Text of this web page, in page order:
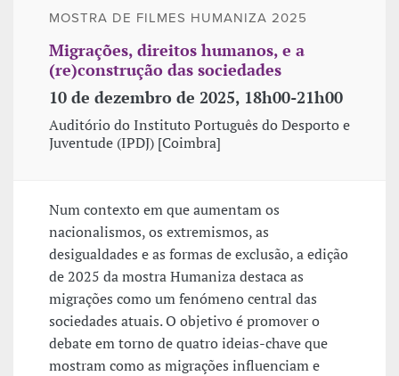
MOSTRA DE FILMES HUMANIZA 2025
Migrações, direitos humanos, e a
(re)construção das sociedades
10 de dezembro de 2025, 18h00-21h00
Auditório do Instituto Português do Desporto e
Juventude (IPDJ) [Coimbra]
Num contexto em que aumentam os
nacionalismos, os extremismos, as
desigualdades e as formas de exclusão, a edição
de 2025 da mostra Humaniza destaca as
migrações como um fenómeno central das
sociedades atuais. O objetivo é promover o
debate em torno de quatro ideias-chave que
mostram como as migrações influenciam e